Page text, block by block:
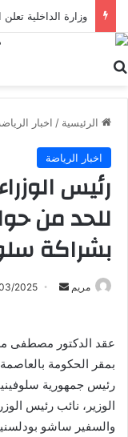
الرئيسية / اخبار
اخبار الرياضة
رئيس
للحد من
بشراكة
مريم
أرسل 2025
عقد الدكتور مصطفى
بمقر الحكومة بالعاصمة
رئيس جمهورية
الوزير، نائب رئيس
والسفير ساشو